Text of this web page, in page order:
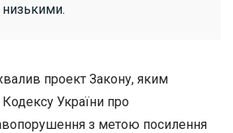
низькими.
проект Закону, яким
України про
з метою посилення